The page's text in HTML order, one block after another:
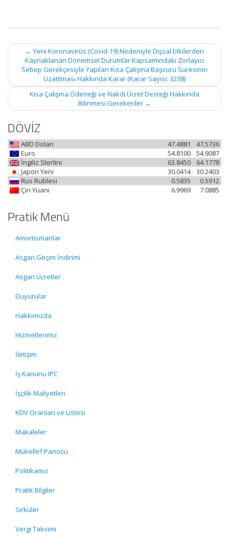
Post
navigation
← Yeni Koronavirüs (Covid-19) Nedeniyle Dışsal Etkilerden
Kaynaklanan Dönemsel Durumlar Kapsamındaki Zorlayıcı
Sebep Gerekçesiyle Yapılan Kısa Çalışma Başvuru Süresinin
Uzatılması Hakkında Karar (Karar Sayısı: 3238)
Kısa Çalışma Ödeneği ve Nakdi Ücret Desteği Hakkında
Bilinmesi Gerekenler →
DÖVİZ
ABD Doları 47.5736
47.4881
Euro
54.9087
54.8100
İngiliz Sterlini
64.1778
63.8450
Japon Yeni
30.2403
30.0414
Rus Rublesi
0.5912
0.5835
Çin Yuanı
7.0885
6.9969
Pratik Menü
Amortismanlar
Asgari Geçim İndirimi
Asgari Ücretler
Duyurular
Hakkımızda
Hizmetlerimiz
İletişim
İş Kanunu IPC
İşçilik Maliyetleri
KDV Oranları ve Listesi
Makaleler
Mükellef Panosu
Politikamız
Pratik Bilgiler
Sirküler
Vergi Takvimi